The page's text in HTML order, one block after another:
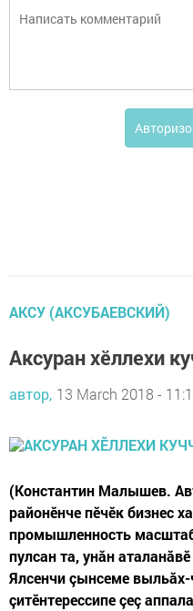
АКСУ (АКСУБАЕВСКИЙ)
Аксуран хӗллехи
автор, 13 March 2018 -
(Константин Малышев.
районӗнче пӗчӗк бизнес
промышленность
пулсан та, унăн
Ялсенчи çынсеме выльăх-
çитӗнтерессипе çеç